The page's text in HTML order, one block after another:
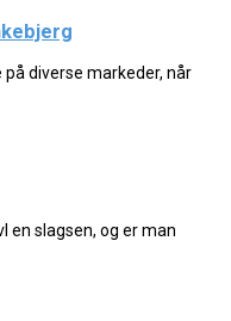
på diverse markeder, når
en slagsen, og er man